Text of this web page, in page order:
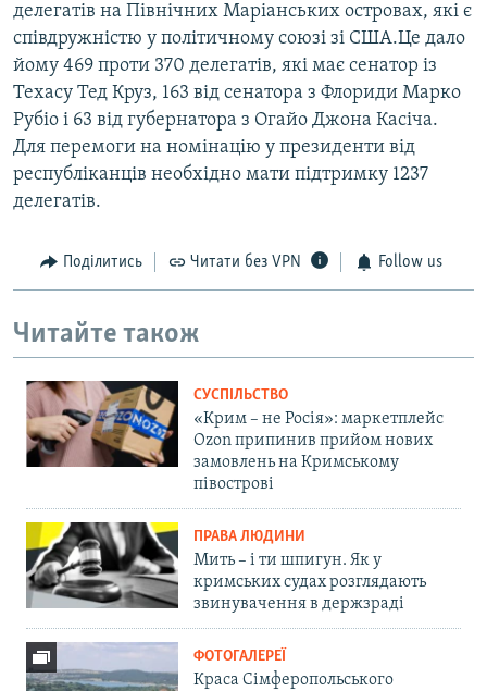
делегатів на Північних Маріанських островах, які є
співдружністю у політичному союзі зі США.Це дало
йому 469 проти 370 делегатів, які має сенатор із
Техасу Тед Круз, 163 від сенатора з Флориди Марко
Рубіо і 63 від губернатора з Огайо Джона Касіча.
Для перемоги на номінацію у президенти від
республіканців необхідно мати підтримку 1237
делегатів.
Поділитись Читати без VPN Follow us
Читайте також
СУСПІЛЬСТВО
«Крим – не Росія»: маркетплейс
Ozon припинив прийом нових
замовлень на Кримському
півострові
ПРАВА ЛЮДИНИ
Мить – і ти шпигун. Як у
кримських судах розглядають
звинувачення в держзраді
ФОТОГАЛЕРЕЇ
Краса Сімферопольського